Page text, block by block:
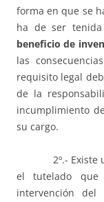
forma en que se
ha de ser
beneficio de
las
requisito legal
de la
incumplimiento
su cargo.
2º.- Existe
el tutelado que
intervención